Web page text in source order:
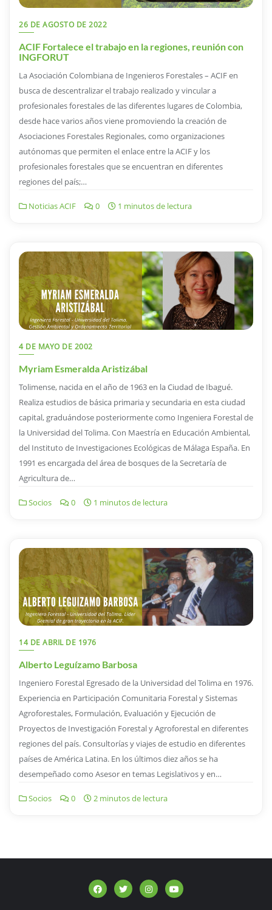
26 DE AGOSTO DE 2022
ACIF Fortalece el trabajo en la regiones, reunión con
INGFORUT
La Asociación Colombiana de Ingenieros Forestales – ACIF en
busca de descentralizar el trabajo realizado y vincular a
profesionales forestales de las diferentes lugares de Colombia,
desde hace varios años viene promoviendo la creación de
Asociaciones Forestales Regionales, como organizaciones
autónomas que permiten el enlace entre la ACIF y los
profesionales forestales que se encuentran en diferentes
regiones del país;…
Noticias ACIF 0 1 minutos de lectura
4 DE MAYO DE 2002
Myriam Esmeralda Aristizábal
Tolimense, nacida en el año de 1963 en la Ciudad de Ibagué.
Realiza estudios de básica primaria y secundaria en esta ciudad
capital, graduándose posteriormente como Ingeniera Forestal de
la Universidad del Tolima. Con Maestría en Educación Ambiental,
del Instituto de Investigaciones Ecológicas de Málaga España. En
1991 es encargada del área de bosques de la Secretaría de
Agricultura de…
Socios 0 1 minutos de lectura
14 DE ABRIL DE 1976
Alberto Leguízamo Barbosa
Ingeniero Forestal Egresado de la Universidad del Tolima en 1976.
Experiencia en Participación Comunitaria Forestal y Sistemas
Agroforestales, Formulación, Evaluación y Ejecución de
Proyectos de Investigación Forestal y Agroforestal en diferentes
regiones del país. Consultorías y viajes de estudio en diferentes
países de América Latina. En los últimos diez años se ha
desempeñado como Asesor en temas Legislativos y en…
Socios 0 2 minutos de lectura